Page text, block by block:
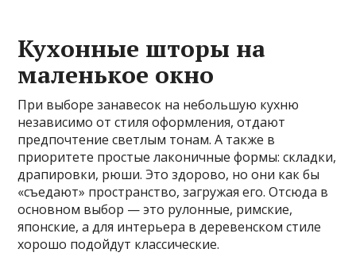
Кухонные шторы на
маленькое окно
При выборе занавесок на небольшую кухню
независимо от стиля оформления, отдают
предпочтение светлым тонам. А также в
приоритете простые лаконичные формы: складки,
драпировки, рюши. Это здорово, но они как бы
«съедают» пространство, загружая его. Отсюда в
основном выбор — это рулонные, римские,
японские, а для интерьера в деревенском стиле
хорошо подойдут классические.